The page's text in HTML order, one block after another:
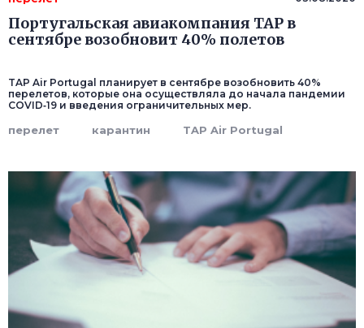
Португальская авиакомпания TAP в
сентябре возобновит 40% полетов
TAP Air Portugal планирует в сентябре возобновить 40%
перелетов, которые она осуществляла до начала пандемии
COVID‑19 и введения ограничительных мер.
перелет карантин TAP Air Portugal